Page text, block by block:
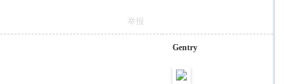
举报
Gentry